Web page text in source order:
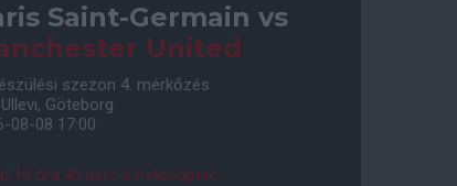
Saint-Germain vs
United
szezon 4. mérkőzés
Göteborg
08-08 17:00
10 óra 43 perc 5 másodperc